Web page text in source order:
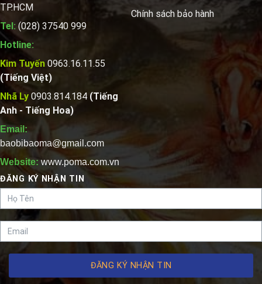
TP.HCM
Tel: (028) 37540 999
Hotline:
Kim Tuyến 0963.16.11.55
(Tiếng Việt)
Nhã Ly 0903.814.184 (Tiếng
Anh - Tiếng Hoa)
Email:
baobibaoma@gmail.com
Website:www.poma.com.vn
Chính sách bảo hành
ĐĂNG KÝ NHẬN TIN
ĐĂNG KÝ NHẬN TIN